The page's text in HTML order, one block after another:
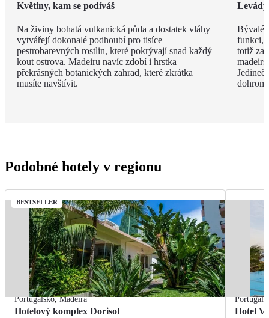
Květiny, kam se podíváš
Na živiny bohatá vulkanická půda a dostatek vláhy
vytvářejí dokonalé podhoubí pro tisíce
pestrobarevných rostlin, které pokrývají snad každý
kout ostrova. Madeiru navíc zdobí i hrstka
překrásných botanických zahrad, které zkrátka
musíte navštívit.
Levády
Bývalé
funkci,
totiž
Podobné hotely v regionu
BESTSELLER
Portugalsko,Madeira
Hotelový komplex Dorisol Hotel